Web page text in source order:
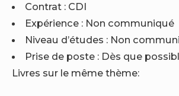
Contrat : CDI
Expérience : Non communiqué
Niveau d’études : Non
Prise de poste : Dès que
Livres sur le même thème: